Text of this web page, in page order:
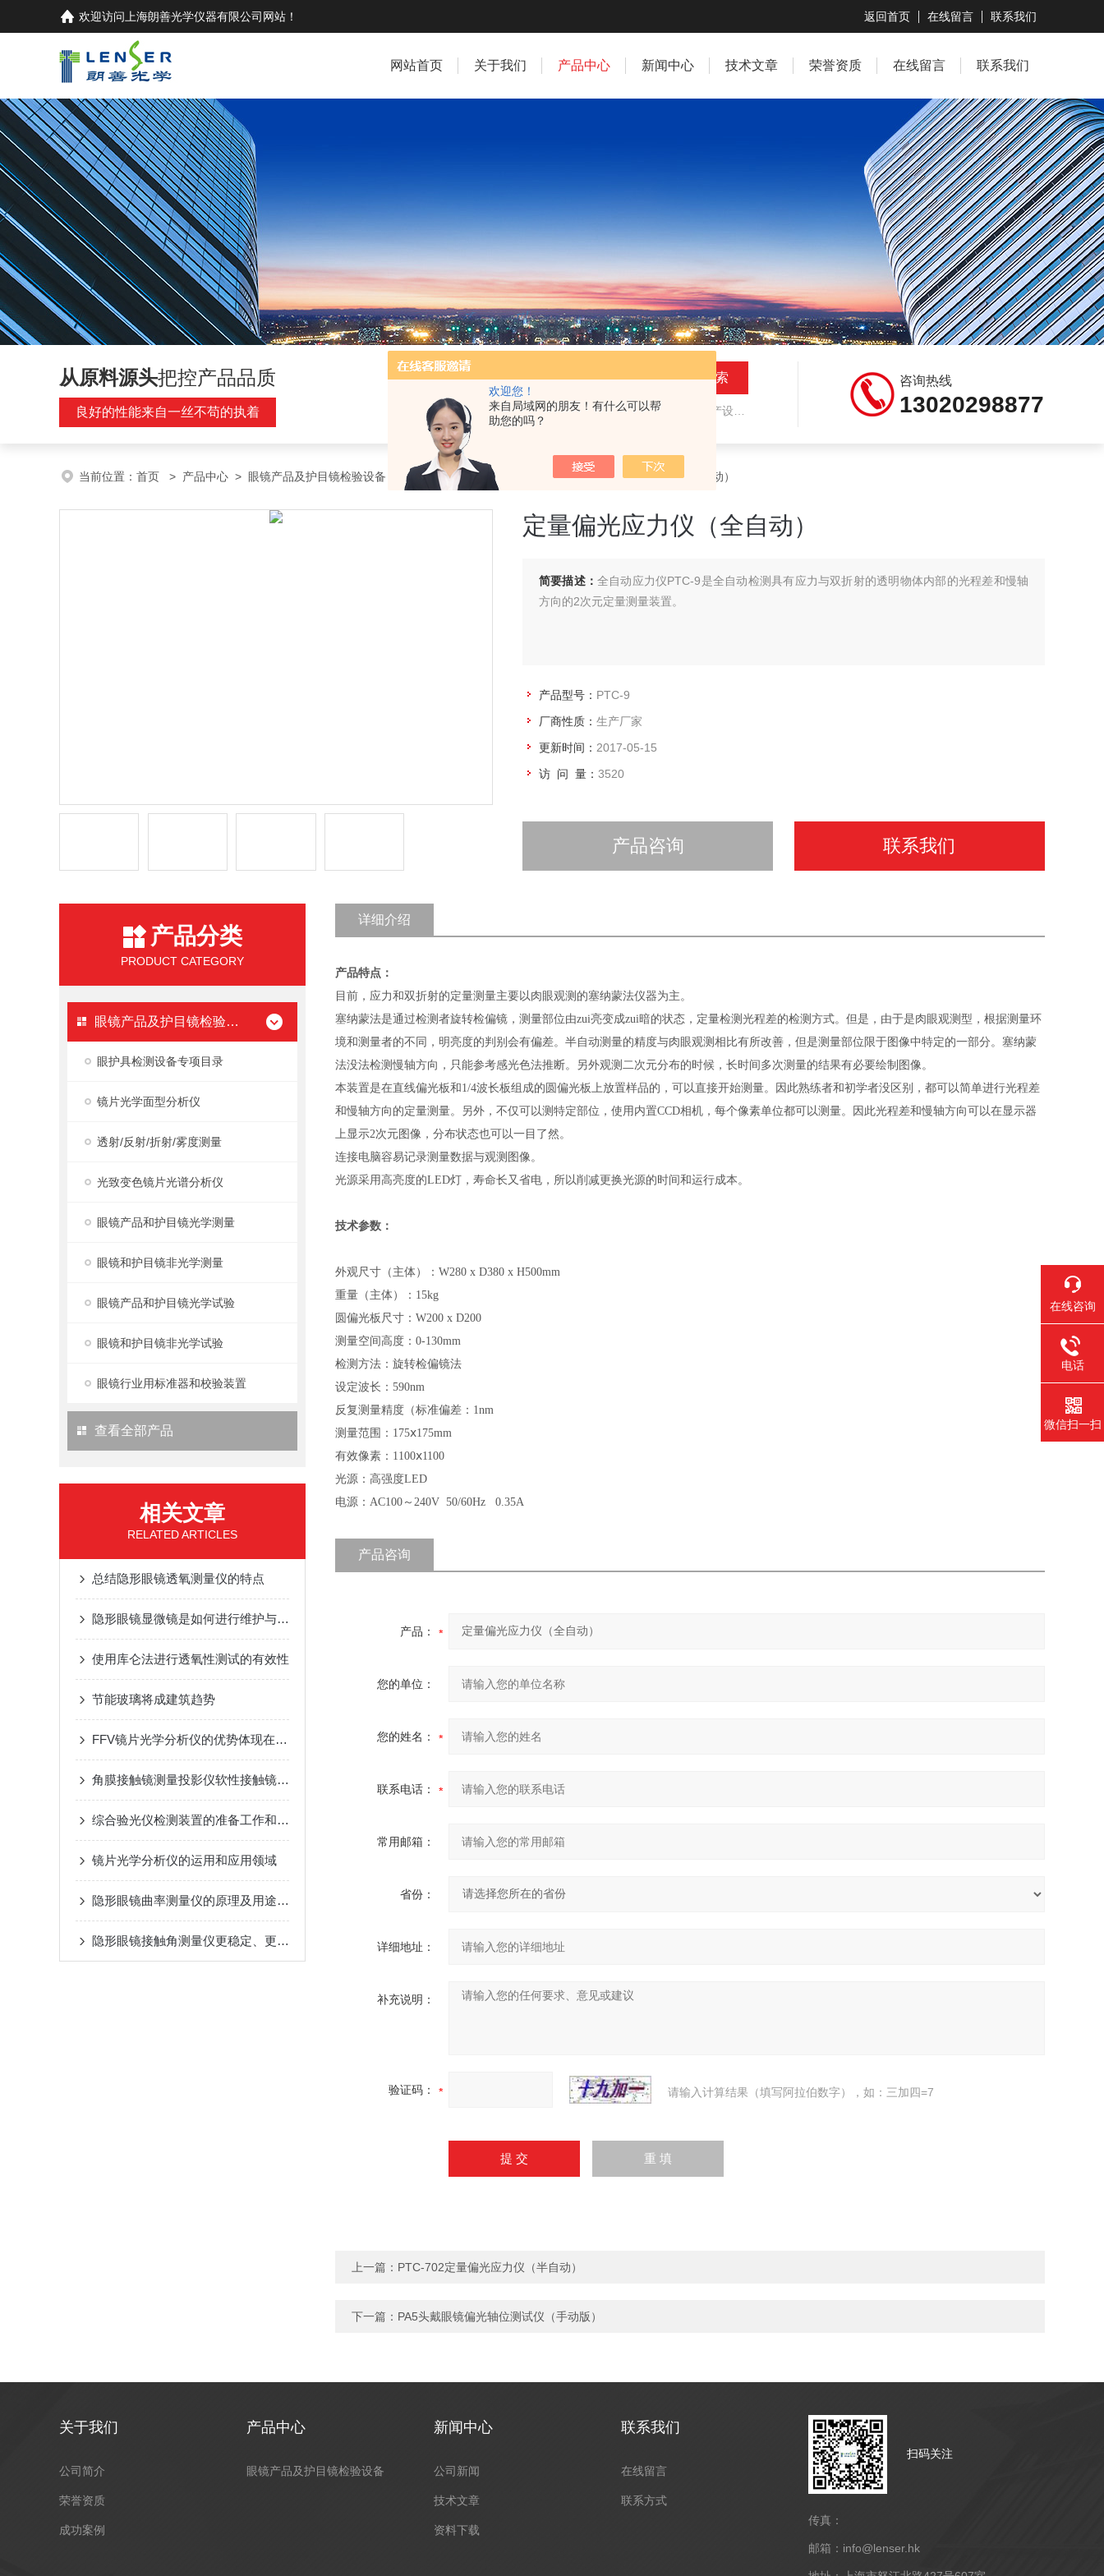
欢迎您！
来自局域网的朋友！有什么可以帮
助您的吗？
欢迎访问 上海朗善光学仪器有限公司 网站！ 返回首页 在线留言 联系我们
网站首页 关于我们 产品中心 新闻中心 技术文章 荣誉资质 在线留言 联系我们
从原料源头把控产品品质
良好的性能来自一丝不苟的执着 热门关键词：隐形眼镜（接触镜）用检测仪器和生产设备，人工晶状体（IOL/ICL）用检测仪器和生产设备，眼镜产品检测仪器，水气处理环保设备
咨询热线
13020298877
当前位置： 首页 > 产品中心 > 眼镜产品及护目镜检验设备 眼镜产品和护目镜光学测量 > PTC-9定量偏光应力仪（全自动）
定量偏光应力仪（全自动）
简要描述： 全自动应力仪PTC-9是全自动检测具有应力与双折射的透明物体内部的光程差和慢轴
方向的2次元定量测量装置。
产品型号： PTC-9
厂商性质： 生产厂家
更新时间： 2017-05-15
访 问 量： 3520
产品咨询 联系我们
产品分类
PRODUCT CATEGORY
眼镜产品及护目镜检验设备
眼护具检测设备专项目录
镜片光学面型分析仪
透射/反射/折射/雾度测量
光致变色镜片光谱分析仪
眼镜产品和护目镜光学测量
眼镜和护目镜非光学测量
眼镜产品和护目镜光学试验
眼镜和护目镜非光学试验
眼镜行业用标准器和校验装置
查看全部产品
相关文章
RELATED ARTICLES
总结隐形眼镜透氧测量仪的特点
隐形眼镜显微镜是如何进行维护与保养的？
使用库仑法进行透氧性测试的有效性
节能玻璃将成建筑趋势
FFV镜片光学分析仪的优势体现在哪里？
角膜接触镜测量投影仪软性接触镜质检和标准
综合验光仪检测装置的准备工作和调整步骤
镜片光学分析仪的运用和应用领域
隐形眼镜曲率测量仪的原理及用途，知道的人少之又少！
隐形眼镜接触角测量仪更稳定、更、更多样化的机械结构
详细介绍
产品特点：
目前，应力和双折射的定量测量主要以肉眼观测的塞纳蒙法仪器为主。
塞纳蒙法是通过检测者旋转检偏镜，测量部位由zui亮变成zui暗的状态，定量检测光程差的检测方式。但是，由于是肉眼观测型，根据测量环
境和测量者的不同，明亮度的判别会有偏差。半自动测量的精度与肉眼观测相比有所改善，但是测量部位限于图像中特定的一部分。塞纳蒙
法没法检测慢轴方向，只能参考感光色法推断。另外观测二次元分布的时候，长时间多次测量的结果有必要绘制图像。
本装置是在直线偏光板和1/4波长板组成的圆偏光板上放置样品的，可以直接开始测量。因此熟练者和初学者没区别，都可以简单进行光程差
和慢轴方向的定量测量。另外，不仅可以测特定部位，使用内置CCD相机，每个像素单位都可以测量。因此光程差和慢轴方向可以在显示器
上显示2次元图像，分布状态也可以一目了然。
连接电脑容易记录测量数据与观测图像。
光源采用高亮度的LED灯，寿命长又省电，所以削减更换光源的时间和运行成本。
技术参数：
外观尺寸（主体）：W280 x D380 x H500mm
重量（主体）：15kg
圆偏光板尺寸：W200 x D200
测量空间高度：0-130mm
检测方法：旋转检偏镜法
设定波长：590nm
反复测量精度（标准偏差：1nm
测量范围：175ⅹ175mm
有效像素：1100ⅹ1100
光源：高强度LED
电源：AC100～240V 50/60Hz 0.35A
产品咨询
产品：
您的单位：
您的姓名：
联系电话：
常用邮箱：
省份：
详细地址：
补充说明：
验证码： 请输入计算结果（填写阿拉伯数字），如：三加四=7
上一篇： PTC-702定量偏光应力仪（半自动）
下一篇： PA5头戴眼镜偏光轴位测试仪（手动版）
关于我们
公司简介
荣誉资质
成功案例
产品中心
眼镜产品及护目镜检验设备
新闻中心
公司新闻
技术文章
资料下载
联系我们
在线留言
联系方式
扫码关注
传真：
邮箱：info@lenser.hk
在线咨询
电话
微信扫一扫